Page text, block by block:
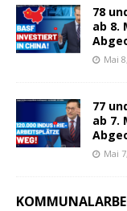
78
ab 8.
Mai
77
ab 7.
Mai